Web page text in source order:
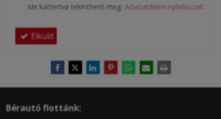
Ide kattintva tekinthető meg: Adatvédelmi nyilatkozat
Elküld
Bérautó flottánk: